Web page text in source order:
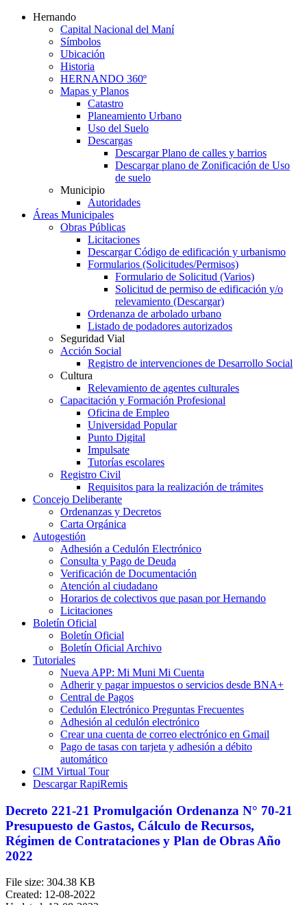
Hernando
Capital Nacional del Maní
Símbolos
Ubicación
Historia
HERNANDO 360º
Mapas y Planos
Catastro
Planeamiento Urbano
Uso del Suelo
Descargas
Descargar Plano de calles y barrios
Descargar plano de Zonificación de Uso
de suelo
Municipio
Autoridades
Áreas Municipales
Obras Públicas
Licitaciones
Descargar Código de edificación y urbanismo
Formularios (Solicitudes/Permisos)
Formulario de Solicitud (Varios)
Solicitud de permiso de edificación y/o
relevamiento (Descargar)
Ordenanza de arbolado urbano
Listado de podadores autorizados
Seguridad Vial
Acción Social
Registro de intervenciones de Desarrollo Social
Cultura
Relevamiento de agentes culturales
Capacitación y Formación Profesional
Oficina de Empleo
Universidad Popular
Punto Digital
Impulsate
Tutorías escolares
Registro Civil
Requisitos para la realización de trámites
Concejo Deliberante
Ordenanzas y Decretos
Carta Orgánica
Autogestión
Adhesión a Cedulón Electrónico
Consulta y Pago de Deuda
Verificación de Documentación
Atención al ciudadano
Horarios de colectivos que pasan por Hernando
Licitaciones
Boletín Oficial
Boletín Oficial
Boletín Oficial Archivo
Tutoriales
Nueva APP: Mi Muni Mi Cuenta
Adherir y pagar impuestos o servicios desde BNA+
Central de Pagos
Cedulón Electrónico Preguntas Frecuentes
Adhesión al cedulón electrónico
Crear una cuenta de correo electrónico en Gmail
Pago de tasas con tarjeta y adhesión a débito
automático
CIM Virtual Tour
Descargar RapiRemis
Decreto 221-21 Promulgación Ordenanza N° 70-21
Presupuesto de Gastos, Cálculo de Recursos,
Régimen de Contrataciones y Plan de Obras Año
2022
File size: 304.38 KB
Created: 12-08-2022